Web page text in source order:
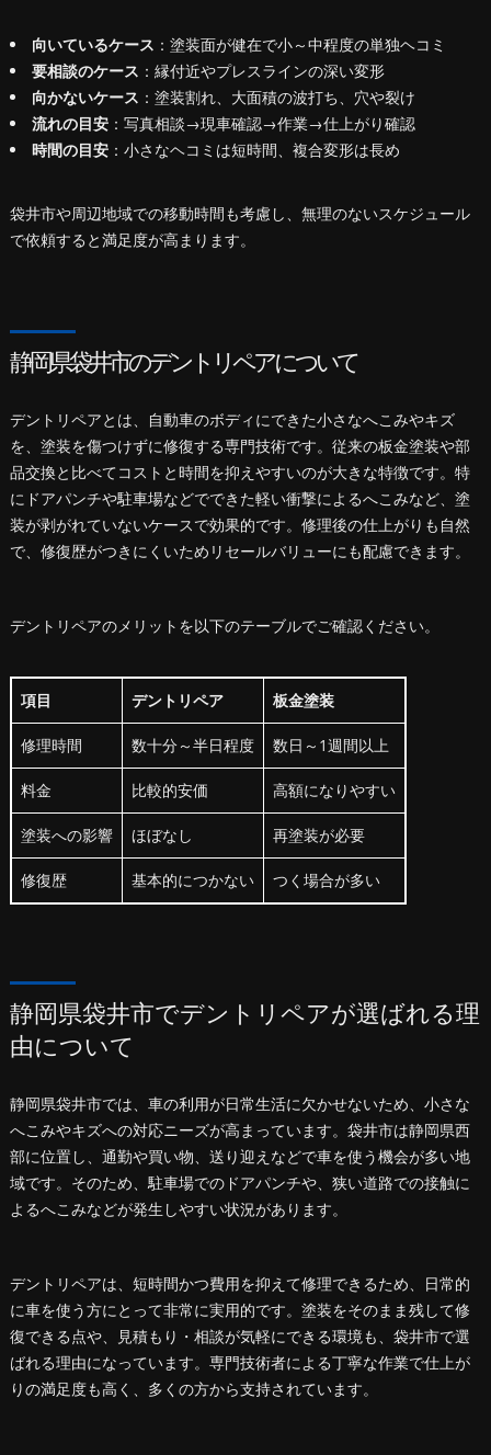
向いているケース ：塗装面が健在で小～中程度の単独ヘコミ
要相談のケース ：縁付近やプレスラインの深い変形
向かないケース ：塗装割れ、大面積の波打ち、穴や裂け
流れの目安：写真相談→現車確認→作業→仕上がり確認
時間の目安：小さなヘコミは短時間、複合変形は長め
袋井市や周辺地域での移動時間も考慮し、無理のないスケジュール
で依頼すると満足度が高まります。
静岡県袋井市のデントリペアについて
デントリペアとは、自動車のボディにできた小さなへこみやキズ
を、塗装を傷つけずに修復する専門技術です。従来の板金塗装や部
品交換と比べてコストと時間を抑えやすいのが大きな特徴です。特
にドアパンチや駐車場などでできた軽い衝撃によるへこみなど、塗
装が剥がれていないケースで効果的です。修理後の仕上がりも自然
で、修復歴がつきにくいためリセールバリューにも配慮できます。
デントリペアのメリットを以下のテーブルでご確認ください。
項目 デントリペア 板金塗装
修理時間 数十分～半日程度 数日～1週間以上
料金 比較的安価 高額になりやすい
塗装への影響 ほぼなし 再塗装が必要
修復歴 基本的につかない つく場合が多い
静岡県袋井市でデントリペアが選ばれる理
由について
静岡県袋井市では、車の利用が日常生活に欠かせないため、小さな
へこみやキズへの対応ニーズが高まっています。袋井市は静岡県西
部に位置し、通勤や買い物、送り迎えなどで車を使う機会が多い地
域です。そのため、駐車場でのドアパンチや、狭い道路での接触に
よるへこみなどが発生しやすい状況があります。
デントリペアは、短時間かつ費用を抑えて修理できるため、日常的
に車を使う方にとって非常に実用的です。塗装をそのまま残して修
復できる点や、見積もり・相談が気軽にできる環境も、袋井市で選
ばれる理由になっています。専門技術者による丁寧な作業で仕上が
りの満足度も高く、多くの方から支持されています。